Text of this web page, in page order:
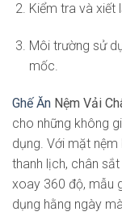
Kiểm tra và xiết
Môi trường sử
mốc.
Ghế Ăn Nệm Vải
cho những không
dụng. Với mặt
thanh lịch, chân
xoay 360 độ, mẫu
dụng hằng ngày